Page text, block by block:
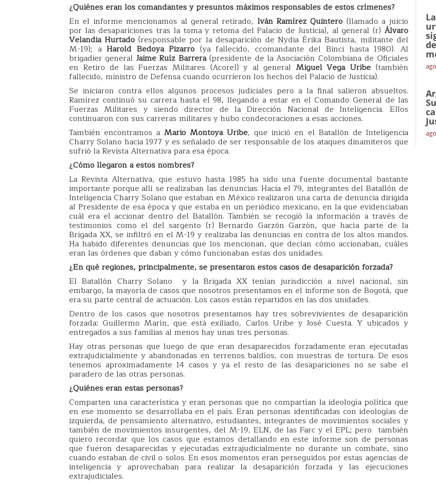
¿Quiénes eran los comandantes y presuntos máximos responsables de estos crímenes?
En el informe mencionamos al general retirado, Iván Ramírez Quintero (llamado a juicio
por las desapariciones tras la toma y retoma del Palacio de Justicia), al general (r) Álvaro
Velandia Hurtado (responsable por la desaparición de Nydia Érika Bautista, militante del
M-19); aHarold Bedoya Pizarro (ya fallecido, ccomandante del Binci hasta 1980). Al
brigadier general Jaime Ruíz Barrera(presidente de la Asociación Colombiana de Oficiales
en Retiro de las Fuerzas Militares (Acore)) y al general Miguel Vega Uribe (también
fallecido, ministro de Defensa cuando ocurrieron los hechos del Palacio de Justicia).
Se iniciaron contra ellos algunos procesos judiciales pero a la final salieron absueltos.
Ramírez continuó su carrera hasta el 98, llegando a estar en el Comando General de las
Fuerzas Militares y siendo director de la Dirección Nacional de Inteligencia. Ellos
continuaron con sus carreras militares y hubo condecoraciones a esas acciones.
También encontramos aMario Montoya Uribe, que inició en el Batallón de Inteligencia
Charry Solano hacia 1977 y es señalado de ser responsable de los ataques dinamiteros que
sufrió la Revista Alternativa para esa época.
¿Cómo llegaron a estos nombres?
La Revista Alternativa, que estuvo hasta 1985 ha sido una fuente documental bastante
importante porque allí se realizaban las denuncias. Hacia el 79, integrantes del Batallón de
Inteligencia Charry Solano que estaban en México realizaron una carta de denuncia dirigida
al Presidente de esa época y que estaba en un periódico mexicano, en la que evidenciaban
cuál era el accionar dentro del Batallón. También se recogió la información a través de
testimonios como el del sargento (r) Bernardo Garzón Garzón, que hacía parte de la
Brigada XX, se infiltró en el M-19 y realizaba las denuncias en contra de los altos mandos.
Ha habido diferentes denuncias que los mencionan, que decían cómo accionaban, cuáles
eran las órdenes que daban y cómo funcionaban estas dos unidades.
¿En qué regiones, principalmente, se presentaron estos casos de desaparición forzada?
El Batallón Charry Solano y la Brigada XX tenían jurisdicción a nivel nacional, sin
embargo, la mayoría de casos que nosotros presentamos en el informe son de Bogotá, que
era su parte central de actuación. Los casos están repartidos en las dos unidades.
Dentro de los casos que nosotros presentamos hay tres sobrevivientes de desaparición
forzada: Guillermo Marín, que está exiliado, Carlos Uribe y José Cuesta. Y ubicados y
entregados a sus familias al menos hay unas tres personas.
Hay otras personas que luego de que eran desaparecidos forzadamente eran ejecutadas
extrajudicialmente y abandonadas en terrenos baldíos, con muestras de tortura. De esos
tenemos aproximadamente 14 casos y ya el resto de las desapariciones no se sabe el
paradero de las otras personas.
¿Quiénes eran estas personas?
Comparten una característica y eran personas que no compartían la ideología política que
en ese momento se desarrollaba en el país. Eran personas identificadas con ideologías de
izquierda, de pensamiento alternativo, estudiantes, integrantes de movimientos sociales y
también de movimientos insurgentes, del M-19, ELN, de las Farc y el EPL; pero también
quiero recordar que los casos que estamos detallando en este informe son de personas
que fueron desaparecidas y ejecutadas extrajudicialmente no durante un combate, sino
cuando estaban de civil o solos. En esos momentos eran perseguidos por estas agencias de
inteligencia y aprovechaban para realizar la desaparición forzada y las ejecuciones
extrajudiciales.